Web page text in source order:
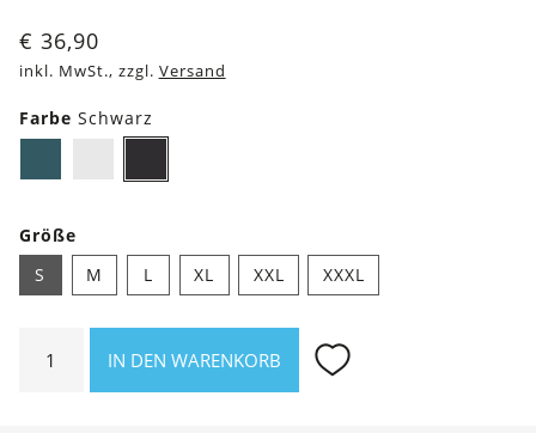
€ 36,90
inkl. MwSt., zzgl. Versand
Farbe Schwarz
Petrol
Größe
S
M L XL XXL XXXL
Make
IN DEN WARENKORB